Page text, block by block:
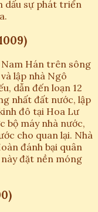
dấu sự phát triển
Nam Hán trên sông
lập nhà Ngô
dẫn đến loạn 12
nhất đất nước, lập
đô tại Hoa Lư
bộ máy nhà nước,
cho quan lại. Nhà
đánh bại quân
đặt nền móng